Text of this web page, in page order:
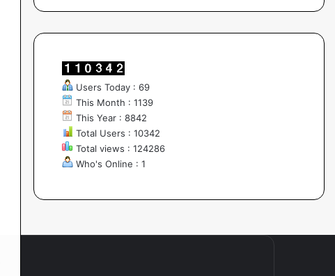
Users Today : 69
This Month : 1139
This Year : 8842
Total Users : 10342
Total views : 124286
Who's Online : 1